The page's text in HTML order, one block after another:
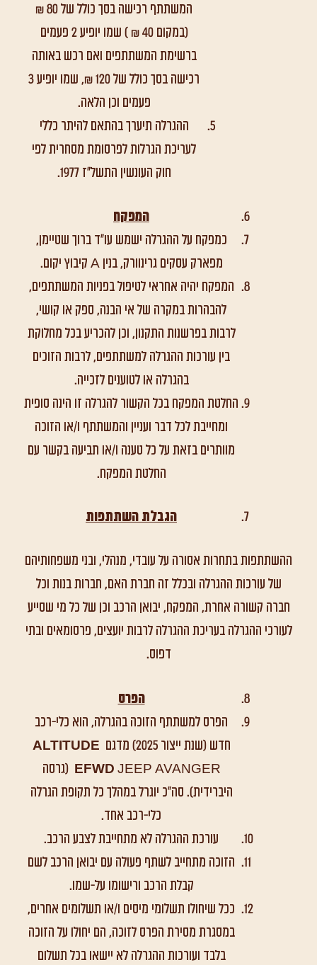
המשתתף רכישה בסך כולל של 80 ₪
(במקום 40 ₪ ) שמו יופיע 2 פעמים
ברשימת המשתתפים ואם רכש באותה
רכישה בסך כולל של 120 ₪, שמו יופיע 3
פעמים וכן הלאה.
ההגרלה תיערך בהתאם להיתר כללי
לעריכת הגרלות לפרסומת מסחרית לפי
חוק העונשין התשל"ז 1977.
המפקח
כמפקח על ההגרלה ישמש עו"ד ברוך שטיימן,
מפארק עסקים גרינוורק, בנין A קיבוץ יקום.
המפקח יהיה אחראי לטיפול בפניות המשתתפים,
להבהרות במקרה של אי הבנה, ספק או קושי,
לרבות בפרשנות התקנון, וכן להכריע בכל מחלוקת
בין עורכות ההגרלה למשתתפים, לרבות הזוכים
בהגרלה או לטוענים לזכייה.
החלטת המפקח בכל הקשור להגרלה זו הינה סופית
ומחייבת לכל דבר ועניין והמשתתף ו/או הזוכה
מוותרים בזאת על כל טענה ו/או תביעה בקשר עם
החלטת המפקח.
הגבלת השתתפות
ההשתתפות בתחרות אסורה על עובדי, מנהלי, ובני משפחותיהם
של עורכות ההגרלה ובכלל זה חברת האם, חברות בנות וכל
חברה קשורה אחרת, המפקח, יבואן הרכב וכן של כל מי שסייע
לעורכי ההגרלה בעריכת ההגרלה לרבות יועצים, פרסומאים ובתי
דפוס.
הפרס
הפרס למשתתף הזוכה בהגרלה, הוא כלי-רכב
חדש (שנת ייצור 2025) מדגם
ALTITUDE
EFWD JEEP AVANGER (גרסה
היברידית). סה"כ יוגרל במהלך כל תקופת הגרלה
כלי-רכב אחד.
עורכת ההגרלה לא מתחייבת לצבע הרכב.
הזוכה מתחייב לשתף פעולה עם יבואן הרכב לשם
קבלת הרכב ורישומו על-שמו.
ככל שיחולו תשלומי מיסים ו/או תשלומים אחרים,
במסגרת מסירת הפרס לזוכה, הם יחולו על הזוכה
בלבד ועורכות ההגרלה לא יישאו בכל תשלום